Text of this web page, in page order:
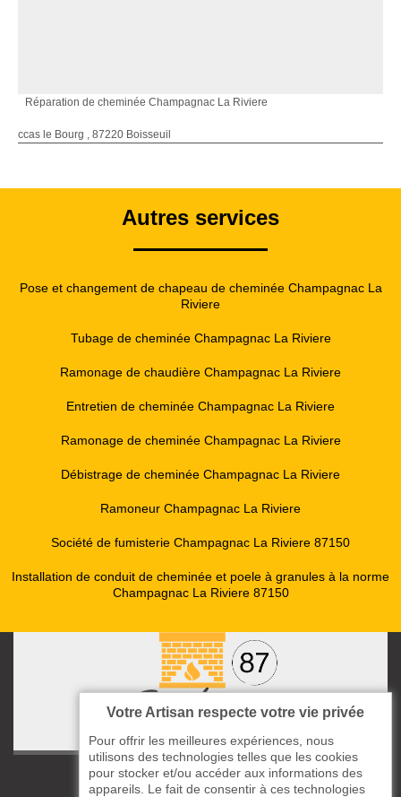
Réparation de cheminée Champagnac La Riviere
ccas le Bourg , 87220 Boisseuil
Autres services
Pose et changement de chapeau de cheminée Champagnac La
Riviere
Tubage de cheminée Champagnac La Riviere
Ramonage de chaudière Champagnac La Riviere
Entretien de cheminée Champagnac La Riviere
Ramonage de cheminée Champagnac La Riviere
Débistrage de cheminée Champagnac La Riviere
Ramoneur Champagnac La Riviere
Société de fumisterie Champagnac La Riviere 87150
Installation de conduit de cheminée et poele à granules à la norme
Champagnac La Riviere 87150
ccas le Bourg
Votre Artisan respecte votre vie privée
Pour offrir les meilleures expériences, nous
utilisons des technologies telles que les cookies
pour stocker et/ou accéder aux informations des
appareils. Le fait de consentir à ces technologies